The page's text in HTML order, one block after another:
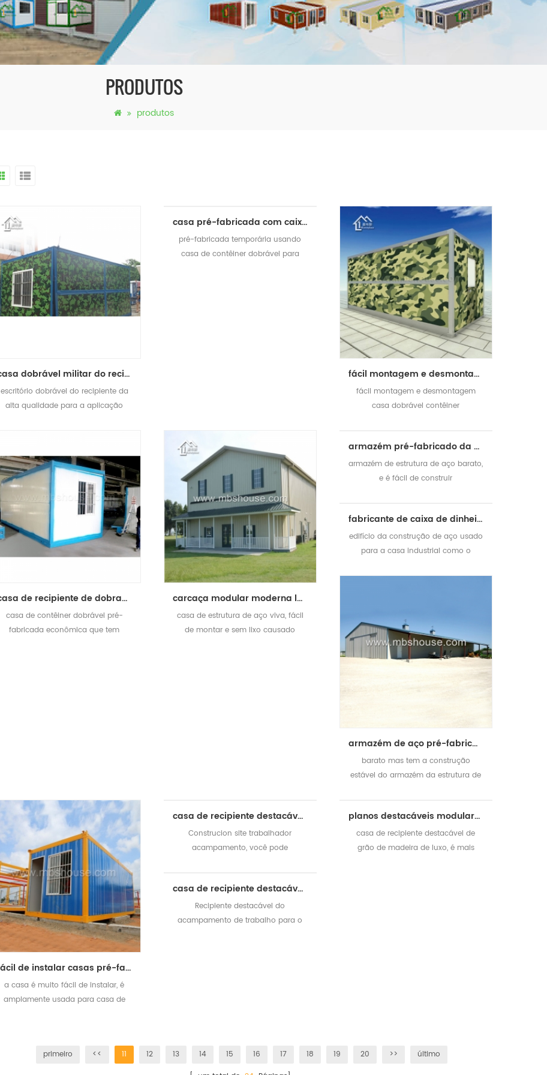
PRODUTOS
produtos
casa dobrável militar do recipiente iso escritório móvel padrão para uso público
escritório dobrável do recipiente da
alta qualidade para a aplicação
casa pré-fabricada com caixa dobrável temporária
pré-fabricada temporária usando
casa de contêiner dobrável para
fácil montagem e desmontagem contêiner casa pré-fabricada dobrável contêiner casa
fácil montagem e desmontagem
casa dobrável contêiner
casa de recipiente de dobramento do frame de aço feito pronto portátil da fábrica
casa de contêiner dobrável pré-
fabricada econômica que tem
carcaça modular moderna luxuosa construção pré-fabricada da construção de aço para viver
casa de estrutura de aço viva, fácil
de montar e sem lixo causado
armazém pré-fabricado da construção de aço da construção rápida de baixo custo
armazém de estrutura de aço barato,
e é fácil de construir
fabricante de caixa de dinheiro pré-fabricada construção de estrutura de aço casa de fábrica
edifício da construção de aço usado
para a casa industrial como o
armazém de aço pré-fabricado leve o mais barato para a venda
barato mas tem a construção
estável do armazém da estrutura de
fácil de instalar casas pré-fabricadas de contêineres destacáveis ​​pré-fabricadas
a casa é muito fácil de instalar, é
amplamente usada para casa de
casa de recipiente destacável de acampamento de trabalhador para o canteiro de obras
Construcion site trabalhador
acampamento, você pode
está disponível
planos destacáveis ​​modulares isolados termicamente casa pré-fabricada do recipiente
casa de recipiente destacável de
grão de madeira de luxo, é mais
casa de recipiente destacável pré-fabricada personalizada para o acampamento de trabalho
Recipiente destacável do
acampamento de trabalho para o
primeiro << 11 12 13 14 15 16 17 18 19 20 >>
último
se.com